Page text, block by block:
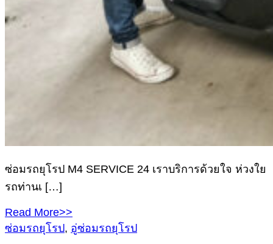
ซ่อมรถยุโรป M4 SERVICE 24 เราบริการด้วยใจ ห่วงใย
รถท่านเ […]
Read More>>
ซ่อมรถยุโรป, อู่ซ่อมรถยุโรป